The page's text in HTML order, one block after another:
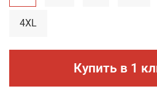
Купить в 1
4XL